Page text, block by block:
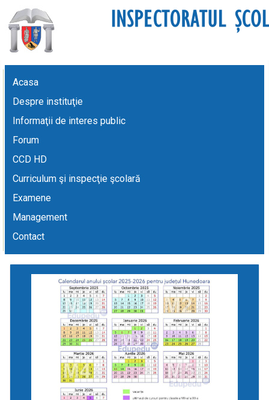
Acasa
Despre instituţie
Informaţii de interes public
Forum
CCD HD
Curriculum şi inspecţie şcolară
Examene
Management
Contact